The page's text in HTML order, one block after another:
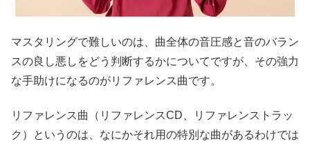
マスタリングで難しいのは、曲全体の音圧感と音のバラン
スの良し悪しをどう判断するかについてですが、その強力
な手助けになるのがリファレンス曲です。
リファレンス曲（リファレンスCD、リファレンストラッ
ク）というのは、なにかそれ用の特別な曲があるわけでは